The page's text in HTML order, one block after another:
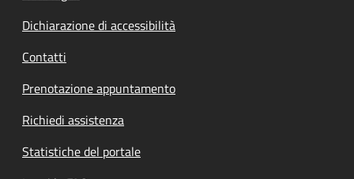
Dichiarazione di accessibilità
Contatti
Prenotazione appuntamento
Richiedi assistenza
Statistiche del portale